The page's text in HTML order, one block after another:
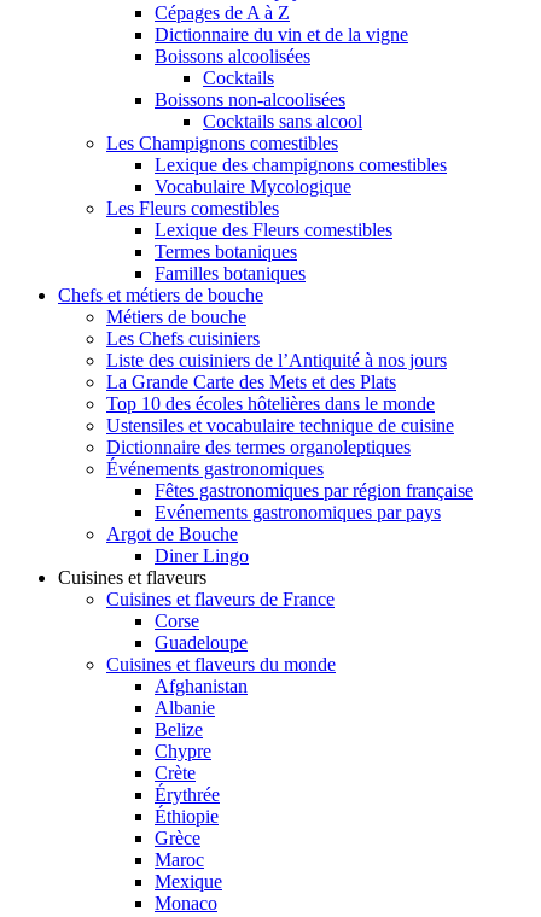
Cépages de A à Z
Dictionnaire du vin et de la vigne
Boissons alcoolisées
Cocktails
Boissons non-alcoolisées
Cocktails sans alcool
Les Champignons comestibles
Lexique des champignons comestibles
Vocabulaire Mycologique
Les Fleurs comestibles
Lexique des Fleurs comestibles
Termes botaniques
Familles botaniques
Chefs et métiers de bouche
Métiers de bouche
Les Chefs cuisiniers
Liste des cuisiniers de l’Antiquité à nos jours
La Grande Carte des Mets et des Plats
Top 10 des écoles hôtelières dans le monde
Ustensiles et vocabulaire technique de cuisine
Dictionnaire des termes organoleptiques
Événements gastronomiques
Fêtes gastronomiques par région française
Evénements gastronomiques par pays
Argot de Bouche
Diner Lingo
Cuisines et flaveurs
Cuisines et flaveurs de France
Corse
Guadeloupe
Cuisines et flaveurs du monde
Afghanistan
Albanie
Belize
Chypre
Crète
Érythrée
Éthiopie
Grèce
Maroc
Mexique
Monaco